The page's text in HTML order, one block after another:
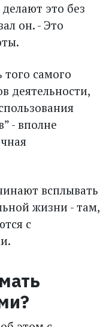
это без
он. - Это
того самого
деятельности,
- вполне
всплывать
жизни - там,
с